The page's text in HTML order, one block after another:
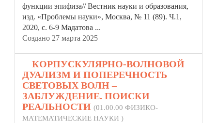
функции эпифиза// Вестник науки и образования,
изд. «Проблемы науки», Москва, № 11 (89). Ч.1,
2020, с. 6-9 Мадатова ...
Создано 27 марта 2025
КОРПУСКУЛЯРНО-ВОЛНОВОЙ
ДУАЛИЗМ И ПОПЕРЕЧНОСТЬ
СВЕТОВЫХ ВОЛН –
ЗАБЛУЖДЕНИЕ. ПОИСКИ
РЕАЛЬНОСТИ (01.00.00 ФИЗИКО-
МАТЕМАТИЧЕСКИЕ НАУКИ )